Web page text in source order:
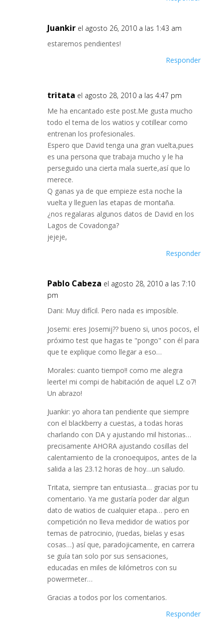
Juankir el agosto 26, 2010 a las 1:43 am
estaremos pendientes!
Responder
tritata el agosto 28, 2010 a las 4:47 pm
Me ha encantado este post.Me gusta mucho
todo el tema de los watios y cotillear como
entrenan los profesionales.
Espero que David tenga una gran vuelta,pues
es una persona que trabaja mucho y le ha
perseguido una cierta mala suerte,así que lo
merece.
Q ganas ya de que empieze esta noche la
vuelta y lleguen las etapas de montaña.
¿nos regalaras algunos datos de David en los
Lagos de Covadonga?
jejeje,
Responder
Pablo Cabeza el agosto 28, 2010 a las 7:10
pm
Dani: Muy difícil. Pero nada es imposible.
Josemi: eres Josemij?? bueno si, unos pocos, el
próximo test que hagas te "pongo" con él para
que te explique como llegar a eso…
Morales: cuanto tiempo!! como me alegra
leerte! mi compi de habitación de aquel LZ o7!
Un abrazo!
Juankir: yo ahora tan pendiente que siempre
con el blackberry a cuestas, a todas horas
charlando con DA y ajustando mil historias…
precisamente AHORA ajustando cosillas del
calentamiento de la cronoequipos, antes de la
salida a las 23.12 horas de hoy…un saludo.
Tritata, siempre tan entusiasta… gracias por tu
comentario. Ya me gustaría poder dar algun
dato de watios de cualquier etapa… pero en
competición no lleva medidor de watios por
temas de patrocinio, (ruedas, bielas y esas
cosas…) así que, paradojicamente, en carrera
se guía tan solo por sus sensaciones,
educadas en miles de kilómetros con su
powermeter…
Gracias a todos por los comentarios.
Responder